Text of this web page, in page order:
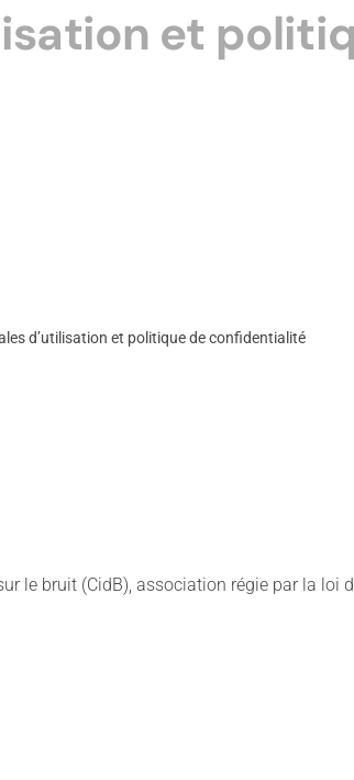
et
d’utilisation et politique de confidentialité
le bruit (CidB), association régie par la loi